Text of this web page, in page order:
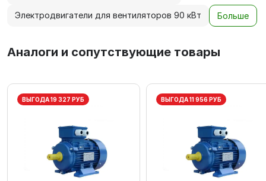
Электродвигатели для вентиляторов 90 кВт Больше
Аналоги и сопутствующие товары
ВЫГОДА 19 327 РУБ ВЫГОДА 11 956 РУБ